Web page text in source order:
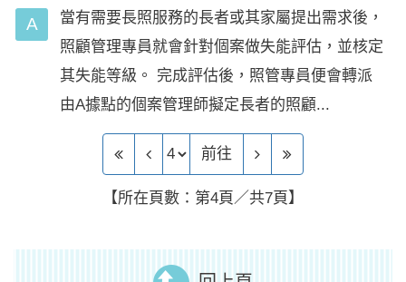
當有需要長照服務的長者或其家屬提出需求後，
照顧管理專員就會針對個案做失能評估，並核定
其失能等級。 完成評估後，照管專員便會轉派
由A據點的個案管理師擬定長者的照顧...
前往頁前往
【所在頁數：第4頁／共7頁】